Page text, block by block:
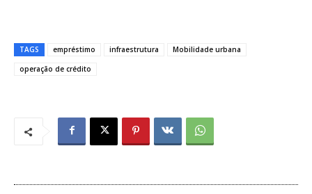
TAGS empréstimo infraestrutura
Mobilidade urbana
operação de crédito